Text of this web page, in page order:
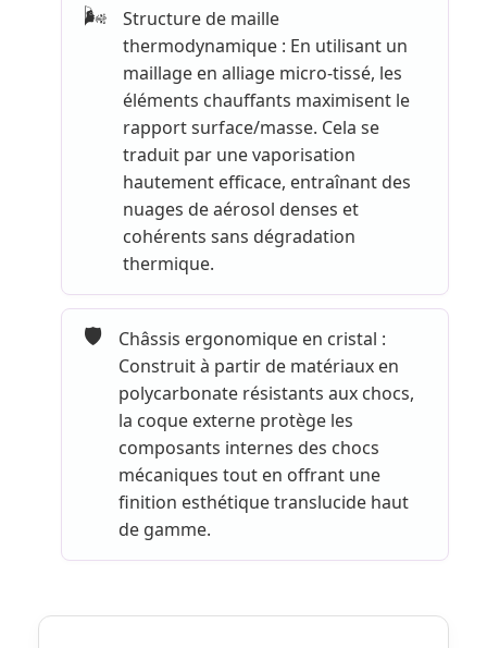
🌬️
Structure de maille
thermodynamique : En utilisant un
maillage en alliage micro-tissé, les
éléments chauffants maximisent le
rapport surface/masse. Cela se
traduit par une vaporisation
hautement efficace, entraînant des
nuages de aérosol denses et
cohérents sans dégradation
thermique.
🛡️
Châssis ergonomique en cristal :
Construit à partir de matériaux en
polycarbonate résistants aux chocs,
la coque externe protège les
composants internes des chocs
mécaniques tout en offrant une
finition esthétique translucide haut
de gamme.